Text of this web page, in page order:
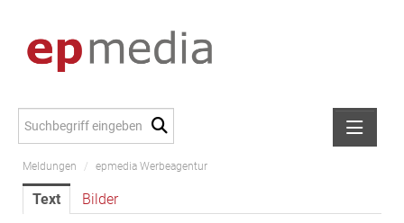
Meldungen
Alexander Peer
Meldungen / epmedia Werbeagentur
Text Bilder